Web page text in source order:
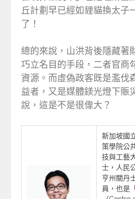
丘計劃早已經如貍貓換太子
了！
總的來說，山洪背後隱藏著
巧立名目的手段，二者官商
資源。而虛偽政客既是濫伐
益者，又是媒體鎂光燈下賑
說，這是不是很偉大？
新加坡國
策學院公
技與工藝
士，人民
亨州關丹
員，也是